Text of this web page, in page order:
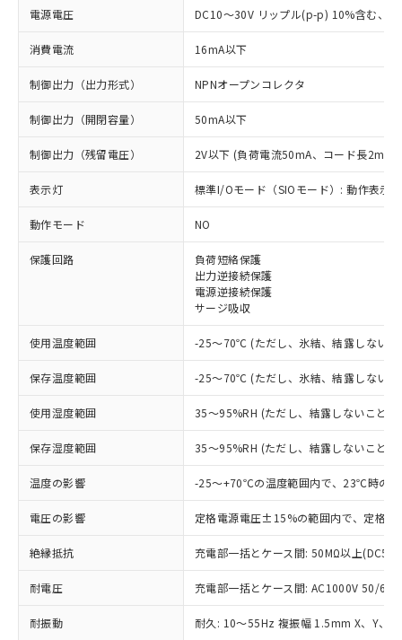
電源電圧 DC10～30V リップル(p-p) 10%含む、
消費電流 16mA以下
制御出力（出力形式） NPNオープンコレクタ
制御出力（開閉容量） 50mA以下
制御出力（残留電圧） 2V以下 (負荷電流50mA、コード長2m時)
表示灯 標準I/Oモード（SIOモード）: 動作表示
動作モード NO
保護回路
負荷短絡保護
出力逆接続保護
電源逆接続保護
サージ吸収
使用温度範囲 -25～70℃ (ただし、氷結、結露しないこ
保存温度範囲 -25～70℃ (ただし、氷結、結露しないこ
使用湿度範囲 35～95%RH (ただし、結露しないこと)
保存湿度範囲 35～95%RH (ただし、結露しないこと)
温度の影響 -25～+70℃の温度範囲内で、23℃時の
電圧の影響 定格電源電圧±15%の範囲内で、定格
絶縁抵抗 充電部一括とケース間: 50MΩ以上
耐電圧 充電部一括とケース間: AC1000V 50/
耐振動 耐久: 10～55Hz 複振幅 1.5mm X、Y、Z
ご利用条件
ご利用ください。
本サービスは、当社制御機器事業取扱
商品の当社在庫状況および標準価格
(税抜)を提供させていただくもので
当社制御機器事業取扱商品の中には、
本サービスの対象外となる商品もある
ことをご了承ください。
在庫状況および標準価格照会結果は、
記載している更新日時点での社内デー
タに基づき作成されるものであり、閲
対応済み：EU RoHS指令（10物質）の
非含有に対応した製品が提供可能な商品で
有に対応した製品に切り替える予定のある
商品です。
対応予定なし：EU RoHS指令（10物質）の
非含有に非対応の商品で、対応品を出す予
調査・確認中：EU RoHS指令（10物質）の
非含有の対応状況を調査中または確認中の
商品です。
非該当品：ライセンス料など無形物で、有
害物質有無と関係のない商品です。
仕入先様の事情により、非含有部品として
いたものが、含有品と判明した場合などや
むを得ず変更することがあります。
*EU RoHS指令（10物質）：
鉛(Pb) 1000ppm以下、 水銀(Hg) 1000ppm以下、 カド
※1 中国RoHS○×表
「○」：最大均質材料含有率が中国RoHSの
基準値以下であることを示します。
「×」：最大均質材料含有率が中国RoHSの
基準値を超えていることを示します。
「－」：未確認です。当社販売部門へお問
*中国RoHS10物質の基準値 (GB/T26572)：
当社は、これら貴社製品のうち、外国
為替および外国貿易法に定める商品
（以下｢規制貨物等」という）を輸出
または国外への提供する場合は、日本